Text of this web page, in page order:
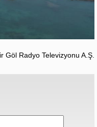
Göl Radyo Televizyonu A.Ş.